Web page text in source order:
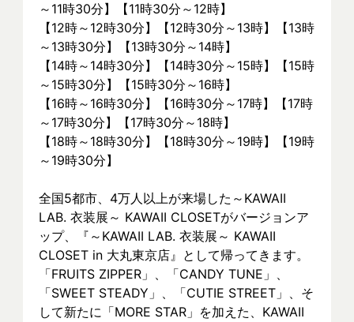
～11時30分】【11時30分～12時】
【12時～12時30分】【12時30分～13時】【13時
～13時30分】【13時30分～14時】
【14時～14時30分】【14時30分～15時】【15時
～15時30分】【15時30分～16時】
【16時～16時30分】【16時30分～17時】【17時
～17時30分】【17時30分～18時】
【18時～18時30分】【18時30分～19時】【19時
～19時30分】
全国5都市、4万⼈以上が来場した～KAWAII
LAB. 衣装展～ KAWAII CLOSETがバージョンア
ップ、『～KAWAII LAB. 衣装展～ KAWAII
CLOSET in 大丸東京店』として帰ってきます。
「FRUITS ZIPPER」、「CANDY TUNE」、
「SWEET STEADY」、「CUTIE STREET」、そ
して新たに「MORE STAR」を加えた、KAWAII